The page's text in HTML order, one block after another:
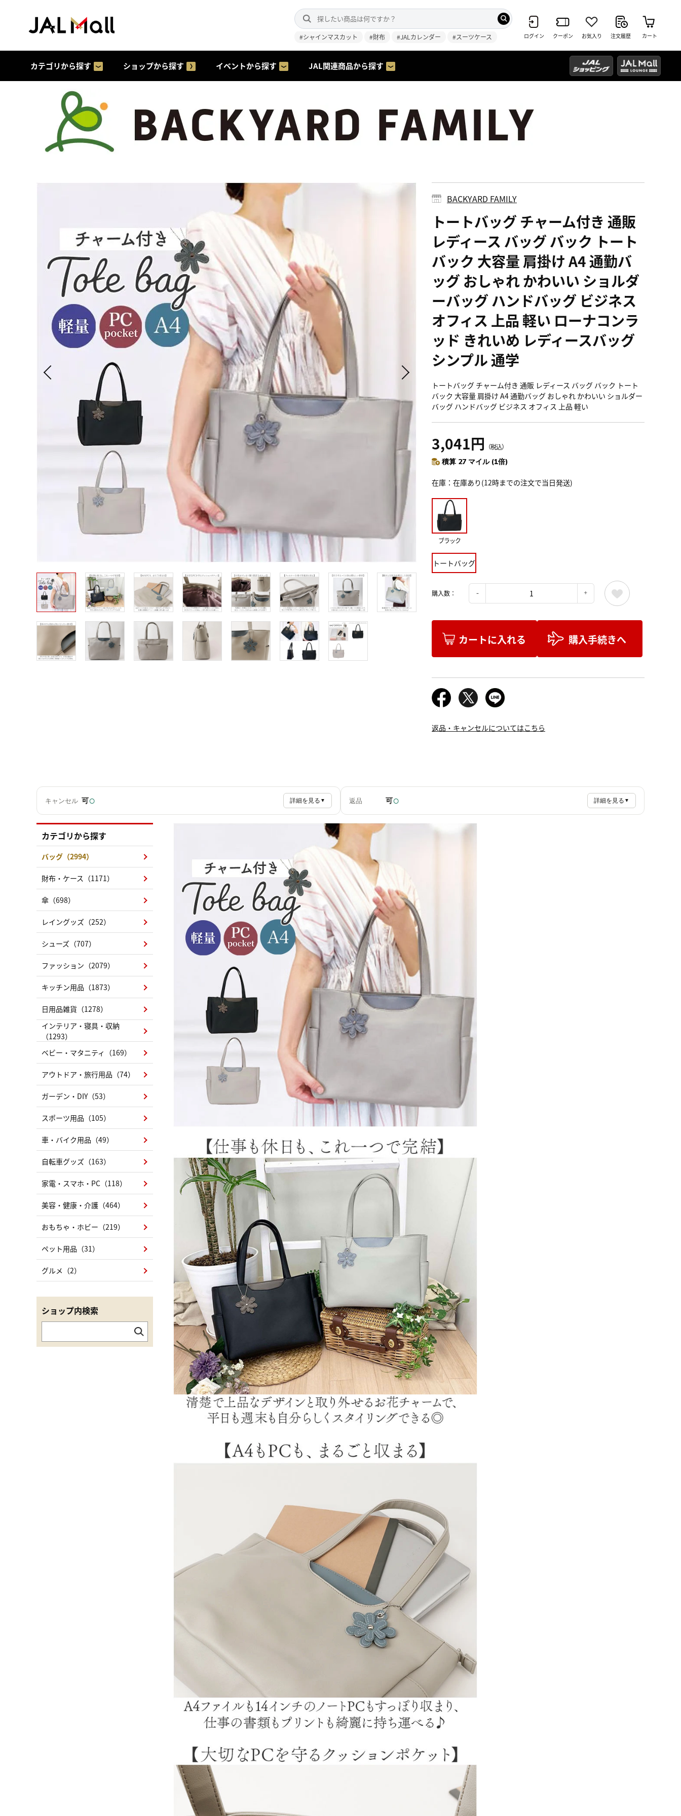
#シャインマスカット #財布 #JALカレンダー #スーツケース ログイン クーポン お気入り 注文履歴 カート
カテゴリから探す ショップから探す イベントから探す JAL関連商品から探す
BACKYARD FAMILY
トートバッグ チャーム付き 通販
レディース バッグ バック トート
バック 大容量 肩掛け A4 通勤バ
ッグ おしゃれ かわいい ショルダ
ーバッグ ハンドバッグ ビジネス
オフィス 上品 軽い ローナコンラ
ッド きれいめ レディースバッグ
シンプル 通学
トートバッグ チャーム付き 通販 レディース バッグ バック トート
バック 大容量 肩掛け A4 通勤バッグ おしゃれ かわいい ショルダー
バッグ ハンドバッグ ビジネス オフィス 上品 軽い
3,041円 （税込）
積算 27 マイル (1倍)
在庫 在庫あり(12時までの注文で当日発送)
ブラック
トートバッグ
購入数：
カートに入れる 購入手続きへ
返品・キャンセルについてはこちら
キャンセル 可○ 詳細を見る ▼ 返品 可○ 詳細を見る ▼
カテゴリから探す
バッグ（2994）
財布・ケース（1171）
傘（698）
レイングッズ（252）
シューズ（707）
ファッション（2079）
キッチン用品（1873）
日用品雑貨（1278）
インテリア・寝具・収納
（1293）
ベビー・マタニティ（169）
アウトドア・旅行用品（74）
ガーデン・DIY（53）
スポーツ用品（105）
車・バイク用品（49）
自転車グッズ（163）
家電・スマホ・PC（118）
美容・健康・介護（464）
おもちゃ・ホビー（219）
ペット用品（31）
グルメ（2）
ショップ内検索